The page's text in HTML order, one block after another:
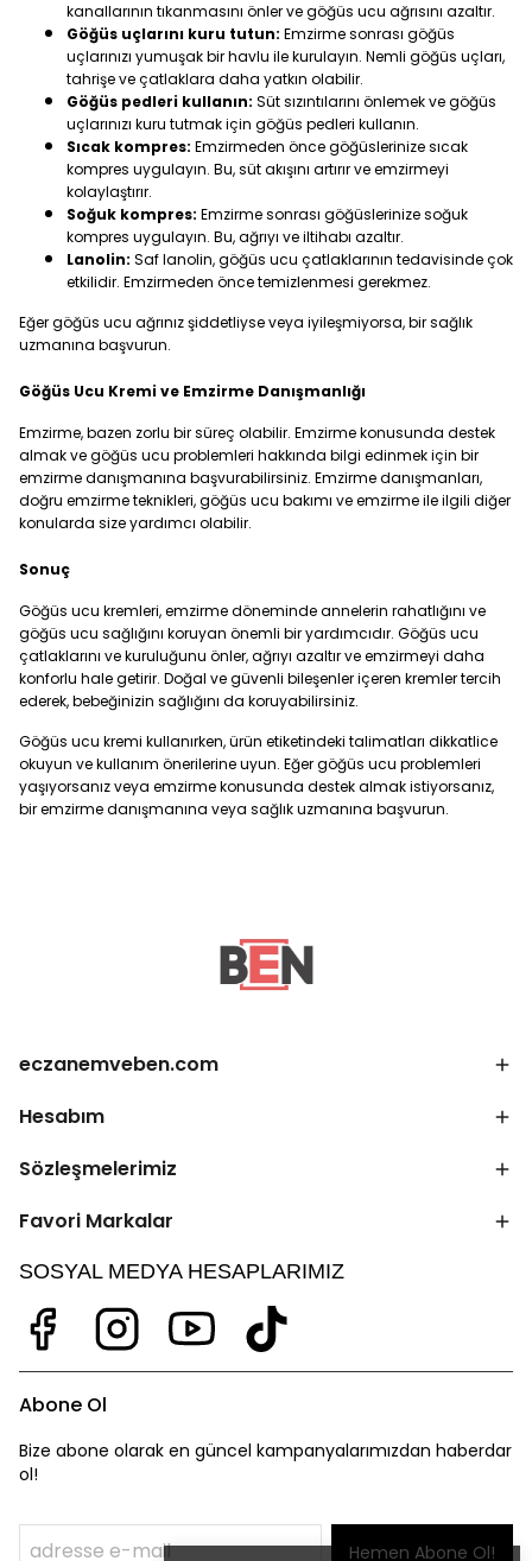
kanallarının tıkanmasını önler ve göğüs ucu ağrısını azaltır.
Göğüs uçlarını kuru tutun: Emzirme sonrası göğüs
uçlarınızı yumuşak bir havlu ile kurulayın. Nemli göğüs uçları,
tahrişe ve çatlaklara daha yatkın olabilir.
Göğüs pedleri kullanın: Süt sızıntılarını önlemek ve göğüs
uçlarınızı kuru tutmak için göğüs pedleri kullanın.
Sıcak kompres: Emzirmeden önce göğüslerinize sıcak
kompres uygulayın. Bu, süt akışını artırır ve emzirmeyi
kolaylaştırır.
Soğuk kompres: Emzirme sonrası göğüslerinize soğuk
kompres uygulayın. Bu, ağrıyı ve iltihabı azaltır.
Lanolin: Saf lanolin, göğüs ucu çatlaklarının tedavisinde çok
etkilidir. Emzirmeden önce temizlenmesi gerekmez.
Eğer göğüs ucu ağrınız şiddetliyse veya iyileşmiyorsa, bir sağlık
uzmanına başvurun.
Göğüs Ucu Kremi ve Emzirme Danışmanlığı
Emzirme, bazen zorlu bir süreç olabilir. Emzirme konusunda destek
almak ve göğüs ucu problemleri hakkında bilgi edinmek için bir
emzirme danışmanına başvurabilirsiniz. Emzirme danışmanları,
doğru emzirme teknikleri, göğüs ucu bakımı ve emzirme ile ilgili diğer
konularda size yardımcı olabilir.
Sonuç
Göğüs ucu kremleri, emzirme döneminde annelerin rahatlığını ve
göğüs ucu sağlığını koruyan önemli bir yardımcıdır. Göğüs ucu
çatlaklarını ve kuruluğunu önler, ağrıyı azaltır ve emzirmeyi daha
konforlu hale getirir. Doğal ve güvenli bileşenler içeren kremler tercih
ederek, bebeğinizin sağlığını da koruyabilirsiniz.
Göğüs ucu kremi kullanırken, ürün etiketindeki talimatları dikkatlice
okuyun ve kullanım önerilerine uyun. Eğer göğüs ucu problemleri
yaşıyorsanız veya emzirme konusunda destek almak istiyorsanız,
bir emzirme danışmanına veya sağlık uzmanına başvurun.
eczanemveben.com
Hesabım
Sözleşmelerimiz
Favori Markalar
SOSYAL MEDYA HESAPLARIMIZ
Abone Ol
Bize abone olarak en güncel kampanyalarımızdan haberdar
ol!
Hemen Abone Ol!